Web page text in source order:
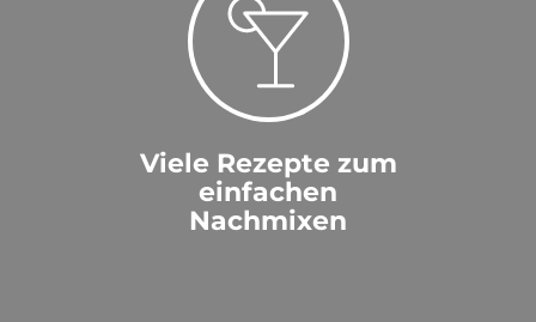
Viele Rezepte zum
einfachen
Nachmixen